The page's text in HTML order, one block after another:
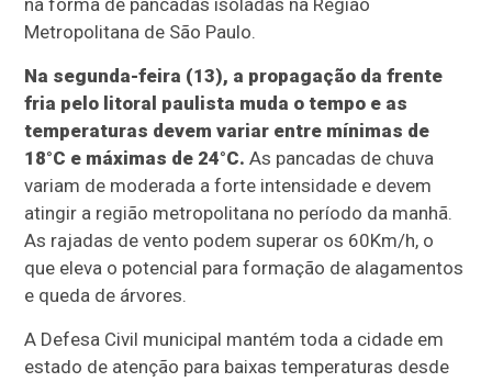
na forma de pancadas isoladas na Região
Metropolitana de São Paulo.
Na segunda-feira (13), a propagação da frente
fria pelo litoral paulista muda o tempo e as
temperaturas devem variar entre mínimas de
18°C e máximas de 24°C. As pancadas de chuva
variam de moderada a forte intensidade e devem
atingir a região metropolitana no período da manhã.
As rajadas de vento podem superar os 60Km/h, o
que eleva o potencial para formação de alagamentos
e queda de árvores.
A Defesa Civil municipal mantém toda a cidade em
estado de atenção para baixas temperaturas desde